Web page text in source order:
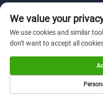
Telif hakkı © 2025
tarafından
Ana Sayfa
We value your
We use cookies and similar
don't want to accept all